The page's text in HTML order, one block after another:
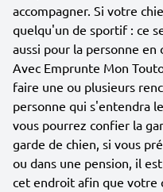
accompagner. Si votre
quelqu'un de sportif : ce
aussi pour la personne en
Avec Emprunte Mon
faire une ou plusieurs
personne qui s'entendra
vous pourrez confier la
garde de chien, si vous
ou dans une pension, il
cet endroit afin que votre